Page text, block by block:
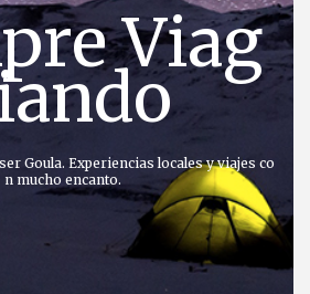
Viag
Goula. Experiencias locales y viajes co
n mucho encanto.